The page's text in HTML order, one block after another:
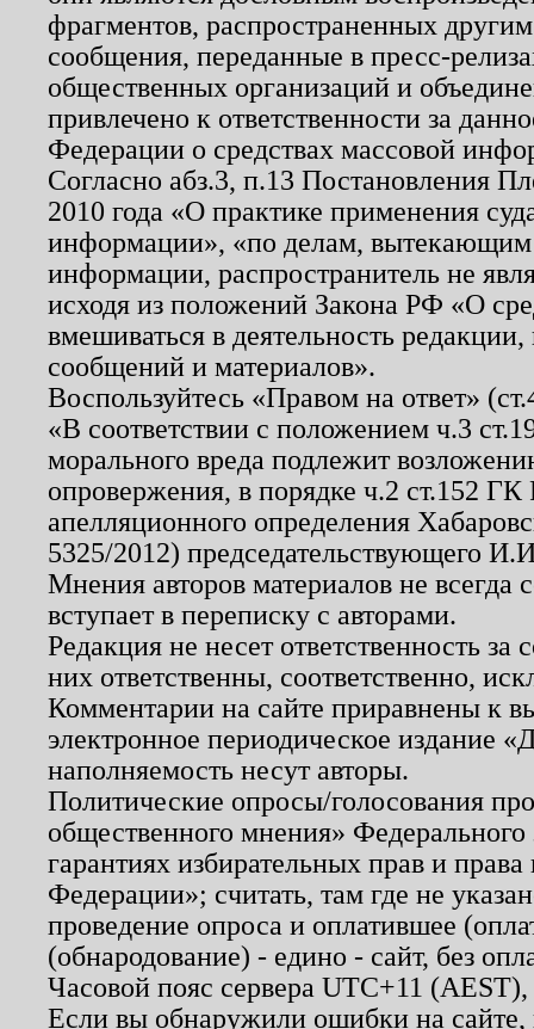
фрагментов, распространенных
сообщения, переданные в пресс-
общественных организаций и
привлечено к ответственности за
Федерации о средствах массовой
Согласно абз.3, п.13 Постановления
2010 года «О практике применения
информации», «по делам, вытекающим
информации, распространитель не
исходя из положений Закона РФ «О
вмешиваться в деятельность
сообщений и материалов».
Воспользуйтесь «Правом на ответ»
«В соответствии с положением ч.3
морального вреда подлежит
опровержения, в порядке ч.2 ст.152
апелляционного определения
5325/2012) председательствующего
Мнения авторов материалов не
вступает в переписку с авторами.
Редакция не несет ответственность
них ответственны, соответственно,
Комментарии на сайте приравнены к
электронное периодическое издание
наполняемость несут авторы.
Политические опросы/голосования
общественного мнения»
гарантиях избирательных прав и
Федерации»; считать, там где не
проведение опроса и оплатившее
(обнародование) - едино - сайт, без
Часовой пояс сервера UTC+11
Если вы обнаружили ошибки на